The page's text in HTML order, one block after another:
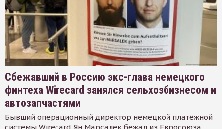
Сбежавший в Россию экс-глава немецкого
финтеха Wirecard занялся сельхозбизнесом и
автозапчастями
Бывший операционный директор немецкой платёжной
системы Wirecard Ян Марсалек бежал из Евросоюза